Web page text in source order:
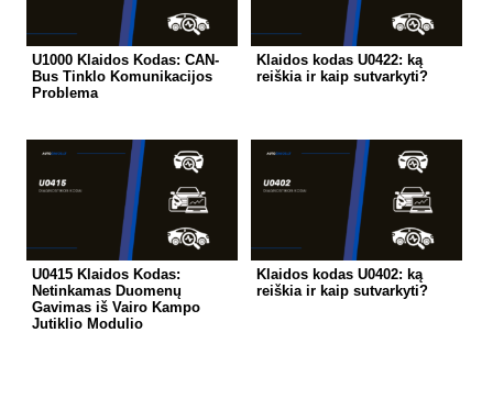
U1000 Klaidos Kodas: CAN-
Bus Tinklo Komunikacijos
Problema
Klaidos kodas U0422: ką
reiškia ir kaip sutvarkyti?
U0415 Klaidos Kodas:
Netinkamas Duomenų
Gavimas iš Vairo Kampo
Jutiklio Modulio
Klaidos kodas U0402: ką
reiškia ir kaip sutvarkyti?